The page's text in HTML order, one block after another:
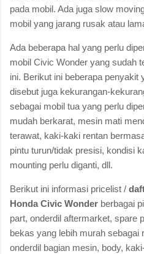
pada mobil. Ada juga slow
mobil yang jarang rusak atau
Ada beberapa hal yang perlu
mobil Civic Wonder yang sudah
ini. Berikut ini beberapa penyakit
disebut juga kekurangan-
sebagai mobil tua yang perlu
mudah berkarat, mesin mati
terawat, kaki-kaki rentan
pintu turun/tidak presisi, kondisi
mounting perlu diganti, dll.
Berikut ini informasi pricelist /
Honda Civic Wonder berbagai
part, onderdil aftermarket, spare
bekas yang lebih murah sebagai
onderdil bagian mesin, body,